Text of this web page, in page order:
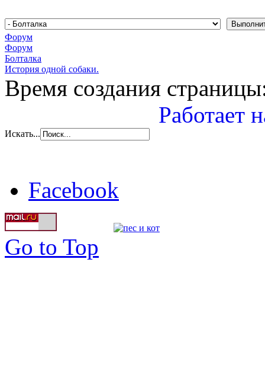
Форум
Форум
Болталка
История одной собаки.
Время создания
Работает
Искать...
Facebook
Go to Top